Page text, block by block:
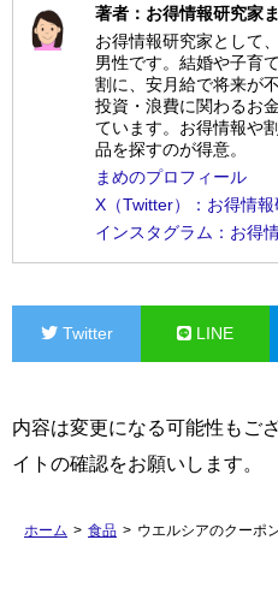
著者：お得情報研究家
お得情報研究家として
男性です。結婚や子育
割に、安月給で将来が
投資・浪費に関わるお
ています。お得情報や
品を探すのが得意。
まめのプロフィール
X（Twitter）：お得情
インスタグラム：お得
Twitter LINE
内容は変更になる可能性もご
イトの確認をお願いします。
ホーム > 食品 > ウエルシアのクーポ